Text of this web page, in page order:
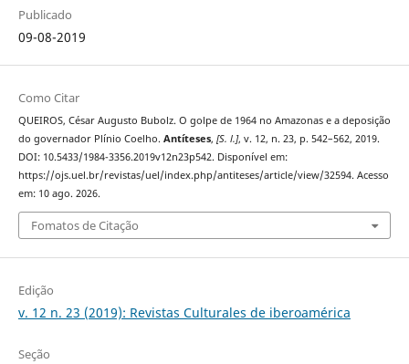
Publicado
09-08-2019
Como Citar
QUEIROS, César Augusto Bubolz. O golpe de 1964 no Amazonas e a deposição
do governador Plínio Coelho. Antíteses, [S. l.], v. 12, n. 23, p. 542–562, 2019.
DOI: 10.5433/1984-3356.2019v12n23p542. Disponível em:
https://ojs.uel.br/revistas/uel/index.php/antiteses/article/view/32594. Acesso
em: 10 ago. 2026.
Fomatos de Citação
Edição
v. 12 n. 23 (2019): Revistas Culturales de iberoamérica
Seção